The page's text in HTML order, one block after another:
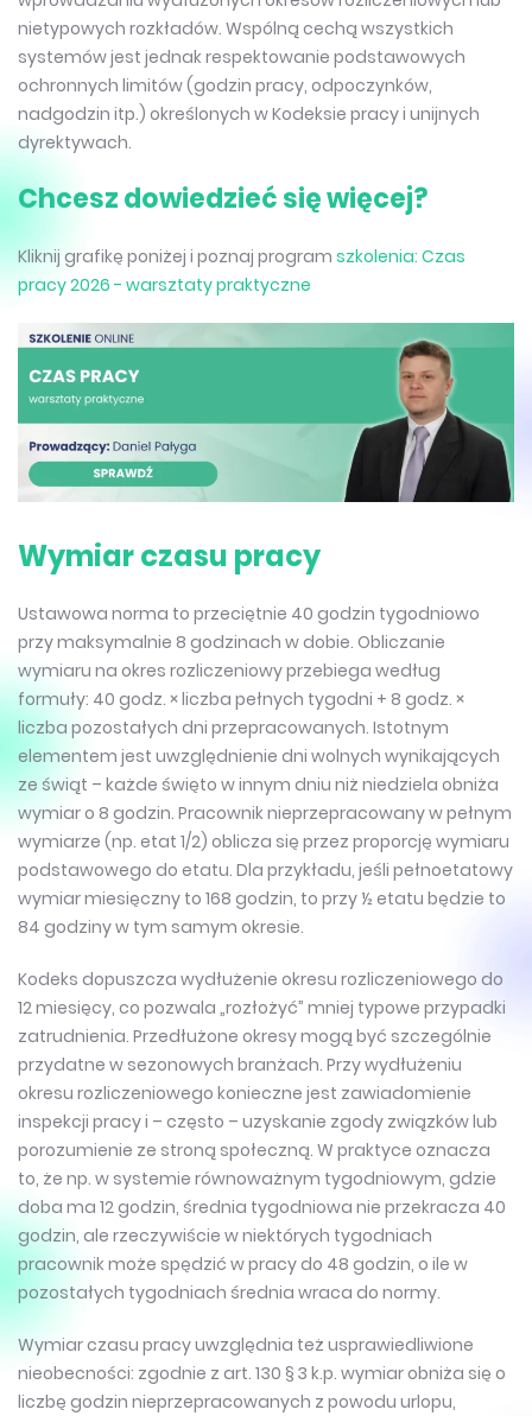
nietypowych rozkładów. Wspólną cechą wszystkich
systemów jest jednak respektowanie podstawowych
ochronnych limitów (godzin pracy, odpoczynków,
nadgodzin itp.) określonych w Kodeksie pracy i unijnych
dyrektywach.
Chcesz dowiedzieć się więcej?
Kliknij grafikę poniżej i poznaj program szkolenia: Czas
pracy 2026 - warsztaty praktyczne
Wymiar czasu pracy
Ustawowa norma to przeciętnie 40 godzin tygodniowo
przy maksymalnie 8 godzinach w dobie. Obliczanie
wymiaru na okres rozliczeniowy przebiega według
formuły: 40 godz. × liczba pełnych tygodni + 8 godz. ×
liczba pozostałych dni przepracowanych. Istotnym
elementem jest uwzględnienie dni wolnych wynikających
ze świąt – każde święto w innym dniu niż niedziela obniża
wymiar o 8 godzin. Pracownik nieprzepracowany w pełnym
wymiarze (np. etat 1/2) oblicza się przez proporcję wymiaru
podstawowego do etatu. Dla przykładu, jeśli pełnoetatowy
wymiar miesięczny to 168 godzin, to przy ½ etatu będzie to
84 godziny w tym samym okresie.
Kodeks dopuszcza wydłużenie okresu rozliczeniowego do
12 miesięcy, co pozwala „rozłożyć” mniej typowe przypadki
zatrudnienia. Przedłużone okresy mogą być szczególnie
przydatne w sezonowych branżach. Przy wydłużeniu
okresu rozliczeniowego konieczne jest zawiadomienie
inspekcji pracy i – często – uzyskanie zgody związków lub
porozumienie ze stroną społeczną. W praktyce oznacza
to, że np. w systemie równoważnym tygodniowym, gdzie
doba ma 12 godzin, średnia tygodniowa nie przekracza 40
godzin, ale rzeczywiście w niektórych tygodniach
pracownik może spędzić w pracy do 48 godzin, o ile w
pozostałych tygodniach średnia wraca do normy.
Wymiar czasu pracy uwzględnia też usprawiedliwione
nieobecności: zgodnie z art. 130 § 3 k.p. wymiar obniża się o
liczbę godzin nieprzepracowanych z powodu urlopu,